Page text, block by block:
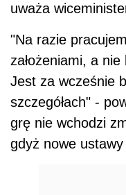
uważa
"Na razie
założeniami, a
Jest za wcześnie
szczegółach" -
grę nie wchodzi
gdyż nowe